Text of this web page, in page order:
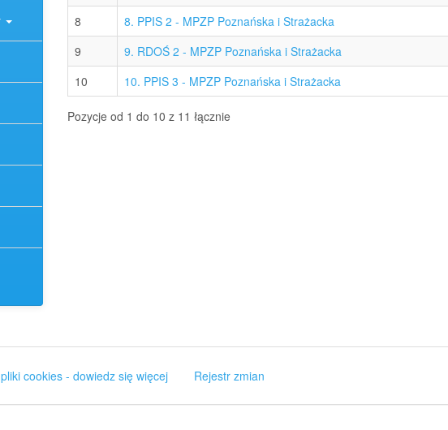
8
8. PPIS 2 - MPZP Poznańska i Strażacka
9
9. RDOŚ 2 - MPZP Poznańska i Strażacka
10
10. PPIS 3 - MPZP Poznańska i Strażacka
Pozycje od 1 do 10 z 11 łącznie
cookies - dowiedz się więcej Rejestr zmian